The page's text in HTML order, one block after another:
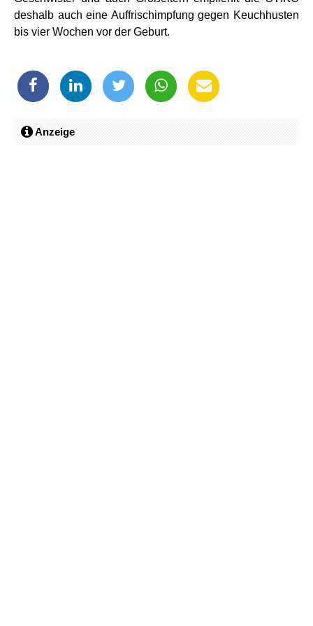
deshalb auch eine Auffrischimpfung gegen Keuchhusten
bis vier Wochen vor der Geburt.
Anzeige